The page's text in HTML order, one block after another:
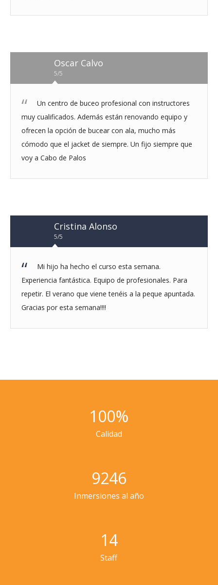
Oscar Calvo
5/5
Un centro de buceo profesional con instructores
muy cualificados. Además están renovando equipo y
ofrecen la opción de bucear con ala, mucho más
cómodo que el jacket de siempre. Un fijo siempre que
voy a Cabo de Palos
Cristina Alonso
5/5
Mi hijo ha hecho el curso esta semana.
Experiencia fantástica. Equipo de profesionales. Para
repetir. El verano que viene tenéis a la peque apuntada.
Gracias por esta semana!!!!
100%
Calidad
9246
Inmersiones al año
14
Staff